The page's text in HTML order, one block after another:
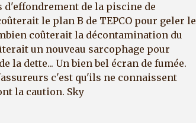
d'effondrement de la piscine de
le plan B de TEPCO pour geler le
coûterait la décontamination du
un nouveau sarcophage pour
la dette... Un bien bel écran de fumée.
c'est qu'ils ne connaissent
la caution. Sky